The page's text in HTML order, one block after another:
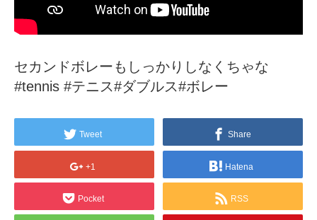
セカンドボレーもしっかりしなくちゃな
#tennis #テニス#ダブルス#ボレー
Tweet Share
+1 Hatena
Pocket RSS